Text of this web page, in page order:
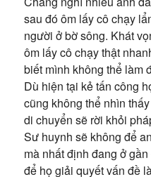
sau đó ôm lấy cô chạy
người ở bờ sông. Khát
ôm lấy cô chạy thật
biết mình không thể làm
Dù hiện tại kẻ tấn công
cũng không thể nhìn
di chuyển sẽ rời khỏi
Sư huynh sẽ không để
mà nhất định đang ở
để họ giải quyết vấn đề